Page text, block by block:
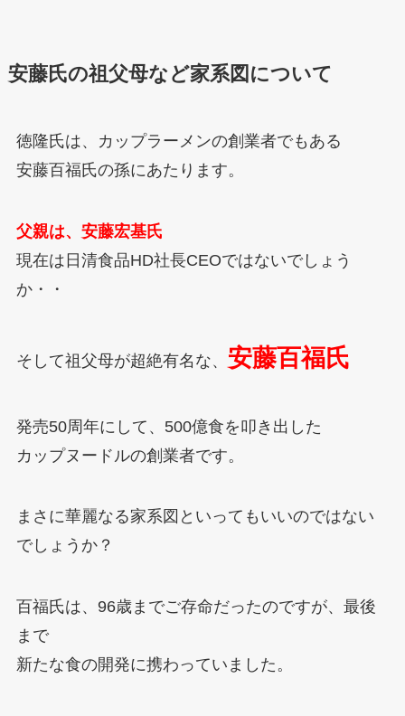
安藤氏の祖父母など家系図について
徳隆氏は、カップラーメンの創業者でもある
安藤百福氏の孫にあたります。
父親は、安藤宏基氏
現在は日清食品HD社長CEOではないでしょう
か・・
そして祖父母が超絶有名な、 安藤百福氏
発売50周年にして、500億食を叩き出した
カップヌードルの創業者です。
まさに華麗なる家系図といってもいいのではない
でしょうか？
百福氏は、96歳までご存命だったのですが、最後
まで
新たな食の開発に携わっていました。